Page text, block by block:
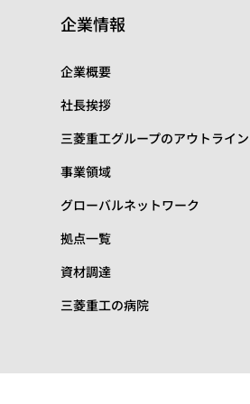
企業情報
企業概要
社長挨拶
三菱重工グループのアウトライン
事業領域
グローバルネットワーク
拠点一覧
資材調達
三菱重工の病院